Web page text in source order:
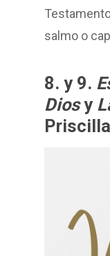
salmo o
8. y 9.
Diosy